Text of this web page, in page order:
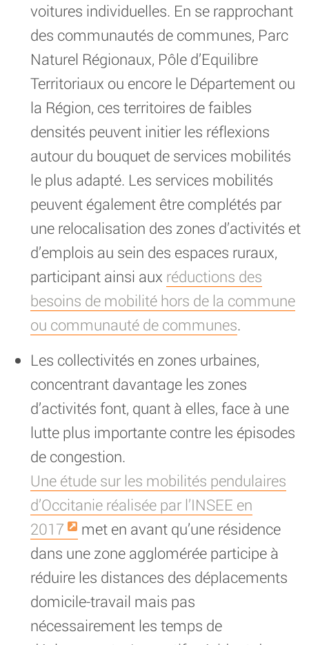
voitures individuelles. En se rapprochant
des communautés de communes, Parc
Naturel Régionaux, Pôle d’Equilibre
Territoriaux ou encore le Département ou
la Région, ces territoires de faibles
densités peuvent initier les réflexions
autour du bouquet de services mobilités
le plus adapté. Les services mobilités
peuvent également être complétés par
une relocalisation des zones d’activités et
d’emplois au sein des espaces ruraux,
participant ainsi aux réductions des
besoins de mobilité hors de la commune
ou communauté de communes.
Les collectivités en zones urbaines,
concentrant davantage les zones
d’activités font, quant à elles, face à une
lutte plus importante contre les épisodes
de congestion.
Une étude sur les mobilités pendulaires
d’Occitanie réalisée par l’INSEE en
2017
met en avant qu’une résidence
dans une zone agglomérée participe à
réduire les distances des déplacements
domicile-travail mais pas
nécessairement les temps de